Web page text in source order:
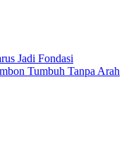
Jadi Fondasi
Tumbuh Tanpa Arah